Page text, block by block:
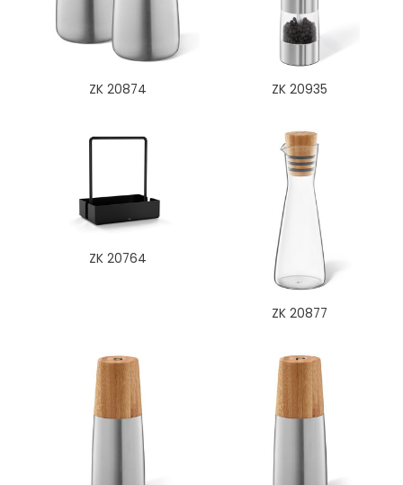
ZK 20874 ZK 20935
ZK 20764
ZK 20877